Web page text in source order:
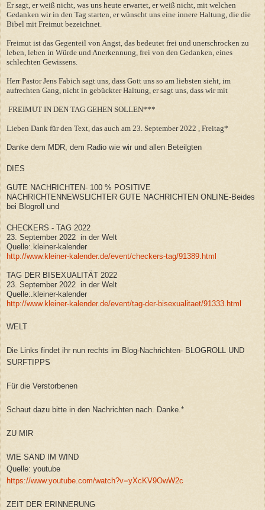
Er sagt, er weiß nicht, was uns heute erwartet, er weiß nicht, mit welchen
Gedanken wir in den Tag starten, er wünscht uns eine innere Haltung, die die
Bibel mit Freimut bezeichnet.
Freimut ist das Gegenteil von Angst, das bedeutet frei und unerschrocken zu
leben, leben in Würde und Anerkennung, frei von den Gedanken, eines
schlechten Gewissens.
Herr Pastor Jens Fabich sagt uns, dass Gott uns so am liebsten sieht, im
aufrechten Gang, nicht in gebückter Haltung, er sagt uns, dass wir mit
FREIMUT IN DEN TAG GEHEN SOLLEN***
Lieben Dank für den Text, das auch am 23. September 2022 , Freitag*
Danke dem MDR, dem Radio wie wir und allen Beteilgten
DIES
GUTE NACHRICHTEN- 100 % POSITIVE
NACHRICHTENNEWSLICHTER GUTE NACHRICHTEN ONLINE-Beides
bei Blogroll und
CHECKERS - TAG 2022
23. September 2022 in der Welt
Quelle:.kleiner-kalender
http://www.kleiner-kalender.de/event/checkers-tag/91389.html
TAG DER BISEXUALITÄT 2022
23. September 2022 in der Welt
Quelle:.kleiner-kalender
http://www.kleiner-kalender.de/event/tag-der-bisexualitaet/91333.html
WELT
Die Links findet ihr nun rechts im Blog-Nachrichten- BLOGROLL UND
SURFTIPPS
Für die Verstorbenen
Schaut dazu bitte in den Nachrichten nach. Danke.*
ZU MIR
WIE SAND IM WIND
Quelle: youtube
https://www.youtube.com/watch?v=yXcKV9OwW2c
ZEIT DER ERINNERUNG